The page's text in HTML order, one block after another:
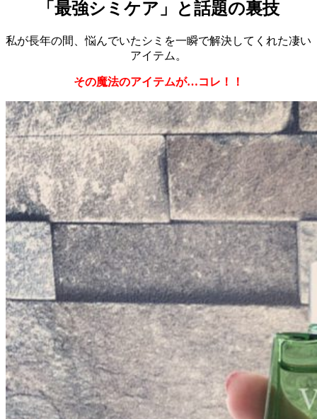
「最強シミケア」と話題の裏技
私が長年の間、悩んでいたシミを一瞬で解決してくれた凄い
アイテム。
その魔法のアイテムが…コレ！！